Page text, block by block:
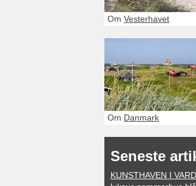
Om Vesterhavet
Om Danmark
Seneste
KUNSTHAVEN I